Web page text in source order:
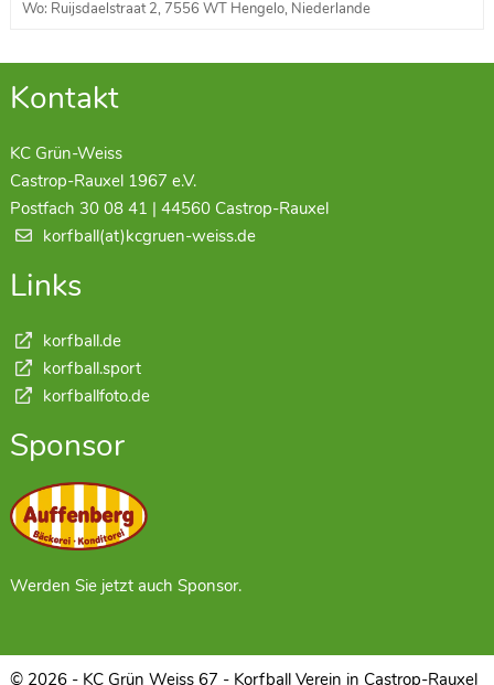
Wo: Ruijsdaelstraat 2, 7556 WT Hengelo, Niederlande
Kontakt
KC Grün-Weiss
Castrop-Rauxel 1967 e.V.
Postfach 30 08 41 | 44560 Castrop-Rauxel
korfball(at)kcgruen-weiss.de
Links
korfball.de
korfball.sport
korfballfoto.de
Sponsor
Werden Sie jetzt auch Sponsor.
© 2026 - KC Grün Weiss 67 - Korfball Verein in Castrop-Rauxel